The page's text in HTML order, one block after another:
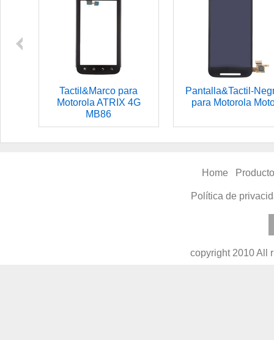
Tactil&Marco para
Motorola ATRIX 4G
MB86
Pantalla&Tactil-
para Motorola
Home Producto
Política de
copyright 2010 All